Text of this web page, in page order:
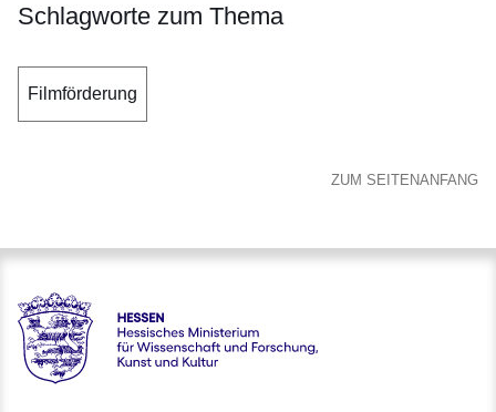
Schlagworte zum Thema
Filmförderung
ZUM SEITENANFANG
Hessen - Hessisches Ministerium für Wissenschaft und